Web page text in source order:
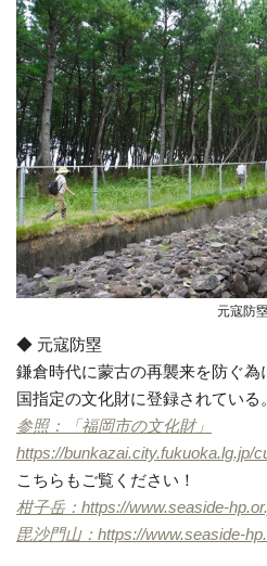
元寇防塁
◆ 元寇防塁
鎌倉時代に蒙古の再襲来を防ぐ為
国指定の文化財に登録されている。
参照：「福岡市の文化財」
https://bunkazai.city.fukuoka.lg.jp/
こちらもご覧ください！
柑子岳：https://www.seaside-
毘沙門山：https://www.seaside-